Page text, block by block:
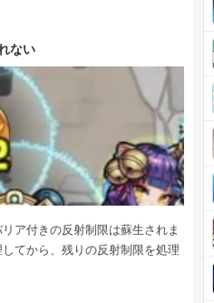
ない
ア付きの反射制限は蘇生されま
てから、残りの反射制限を処理